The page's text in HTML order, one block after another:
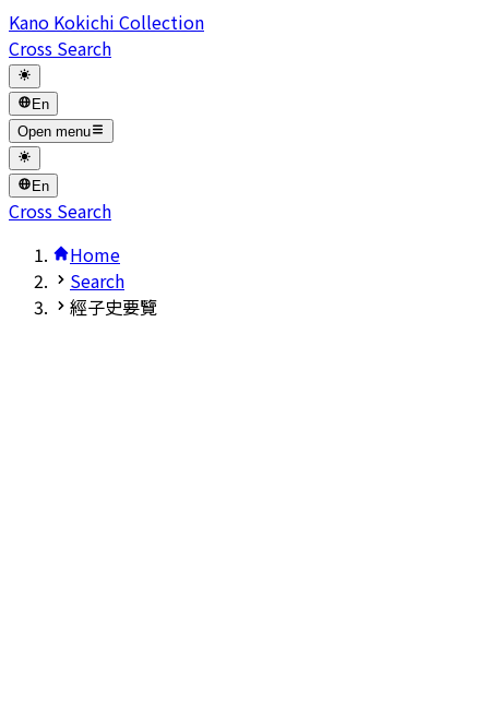
Kano Kokichi Collection
Cross Search
En
Open menu
En
Cross Search
Home
Search
經子史要覽